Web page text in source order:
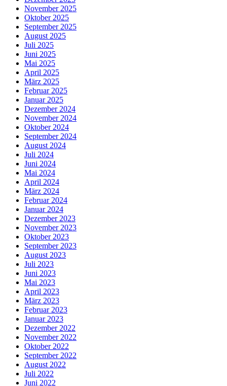
November 2025
Oktober 2025
September 2025
August 2025
Juli 2025
Juni 2025
Mai 2025
April 2025
März 2025
Februar 2025
Januar 2025
Dezember 2024
November 2024
Oktober 2024
September 2024
August 2024
Juli 2024
Juni 2024
Mai 2024
April 2024
März 2024
Februar 2024
Januar 2024
Dezember 2023
November 2023
Oktober 2023
September 2023
August 2023
Juli 2023
Juni 2023
Mai 2023
April 2023
März 2023
Februar 2023
Januar 2023
Dezember 2022
November 2022
Oktober 2022
September 2022
August 2022
Juli 2022
Juni 2022